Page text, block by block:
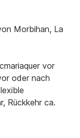
Morbihan, La
vor
oder nach
Rückkehr ca.